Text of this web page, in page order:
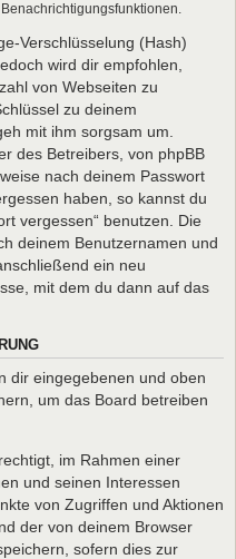
Verschlüsselung (Hash)
wird dir empfohlen,
von Webseiten zu
zu deinem
mit ihm sorgsam um.
des Betreibers, von phpBB
nach deinem Passwort
haben, so kannst du
vergessen“ benutzen. Die
deinem Benutzernamen und
ein neu
mit dem du dann auf das
dir eingegebenen und oben
um das Board betreiben
im Rahmen einer
und seinen Interessen
von Zugriffen und Aktionen
der von deinem Browser
sofern dies zur